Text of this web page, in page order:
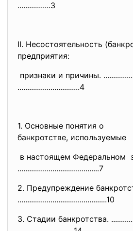
.................3
II. Несостоятельность (
предприятия:
признаки и причины.
................................4
1. Основные понятия о
банкротстве, используемые
в настоящем Федеральном
..........................................7
2. Предупреждение
..............................................10
3. Стадии банкротства.